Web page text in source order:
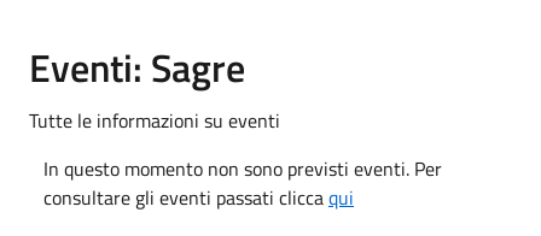
Eventi: Sagre
Tutte le informazioni su eventi
In questo momento non sono previsti eventi. Per
consultare gli eventi passati cliccaqui